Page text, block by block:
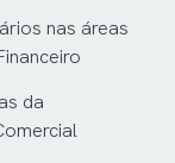
nas áreas
da